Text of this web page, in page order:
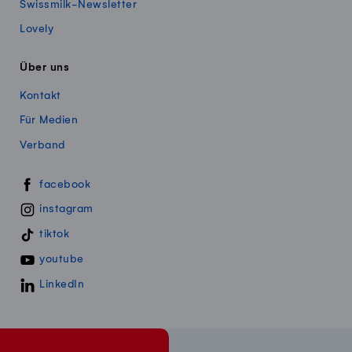
Swissmilk-Newsletter
Lovely
Über uns
Kontakt
Für Medien
Verband
Swissmillk auf Social Media
facebook
instagram
tiktok
youtube
LinkedIn